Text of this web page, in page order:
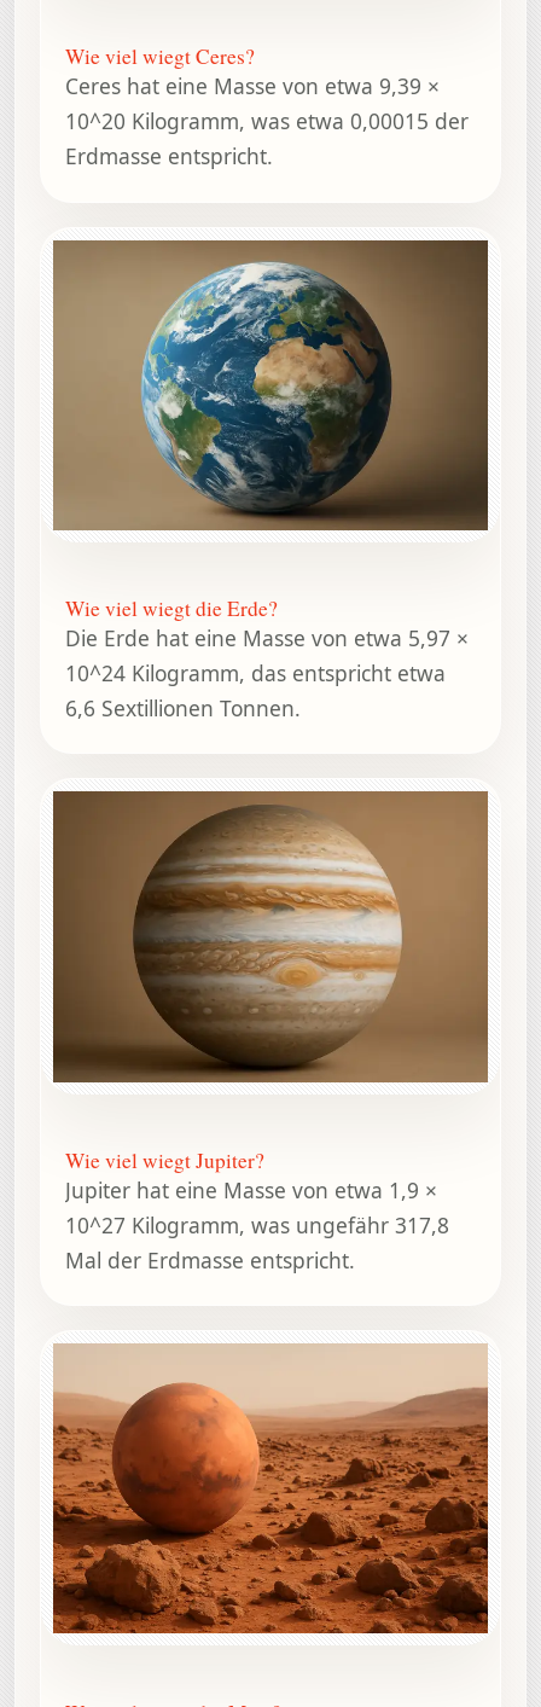
Wie viel wiegt Ceres?
Ceres hat eine Masse von etwa 9,39 ×
10^20 Kilogramm, was etwa 0,00015 der
Erdmasse entspricht.
Wie viel wiegt die Erde?
Die Erde hat eine Masse von etwa 5,97 ×
10^24 Kilogramm, das entspricht etwa
6,6 Sextillionen Tonnen.
Wie viel wiegt Jupiter?
Jupiter hat eine Masse von etwa 1,9 ×
10^27 Kilogramm, was ungefähr 317,8
Mal der Erdmasse entspricht.